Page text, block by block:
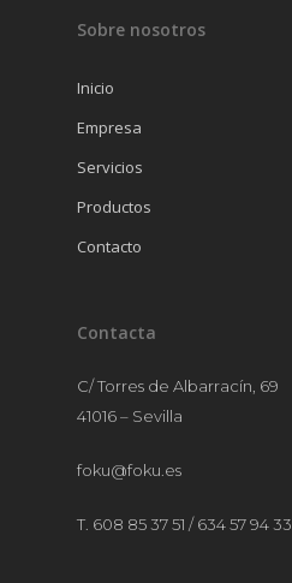
Sobre nosotros
Inicio
Empresa
Servicios
Productos
Contacto
Contacta
C/ Torres de Albarracín, 69
41016 – Sevilla
foku@foku.es
T. 608 85 37 51 / 634 57 94 33